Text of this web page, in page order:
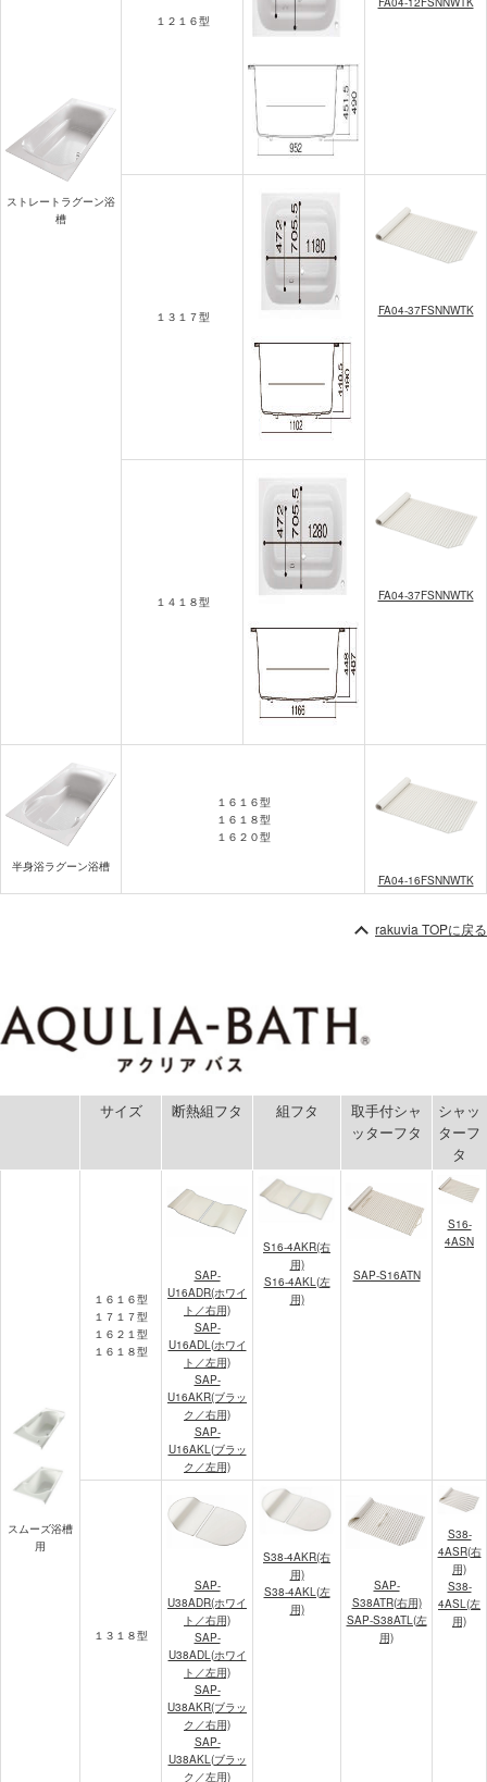
ストレートラグーン浴
槽
１２１６型
１３１７型 FA04-37FSNNWTK
１４１８型 FA04-37FSNNWTK
半身浴ラグーン浴槽
１６１６型
１６１８型
１６２０型
FA04-16FSNNWTK
rakuvia TOPに戻る
サイズ 断熱組フタ 組フタ
取手付シャ
ッターフタ
シャッ
ターフ
タ
スムーズ浴槽
用
１６１６型
１７１７型
１６２１型
１６１８型
SAP-
U16ADR(ホワイ
ト／右用)
SAP-
U16ADL(ホワイ
ト／左用)
SAP-
U16AKR(ブラッ
ク／右用)
SAP-
U16AKL(ブラッ
ク／左用)
S16-4AKR(右
用)
S16-4AKL(左
用)
SAP-S16ATN
S16-
4ASN
１３１８型
SAP-
U38ADR(ホワイ
ト／右用)
SAP-
U38ADL(ホワイ
ト／左用)
SAP-
U38AKR(ブラッ
ク／右用)
SAP-
U38AKL(ブラッ
ク／左用)
S38-4AKR(右
用)
S38-4AKL(左
用)
SAP-
S38ATR(右用)
SAP-S38ATL(左
用)
S38-
4ASR(右
用)
S38-
4ASL(左
用)